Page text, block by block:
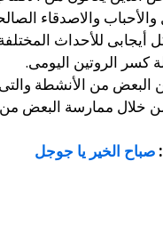
والأحباب والاصدقاء
أيجابى للأحداث
كسر الروتين اليومى.
البعض من الأنشطة
من خلال ممارسة البعض
صباح الخير يا جوجل